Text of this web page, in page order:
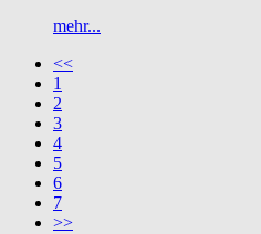
mehr...
<<
1
2
3
4
5
6
7
>>